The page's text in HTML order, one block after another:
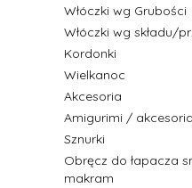
Włóczki wg Grubości
Włóczki wg składu/
Kordonki
Wielkanoc
Akcesoria
Amigurimi /
Sznurki
Obręcz do łapacza
makram